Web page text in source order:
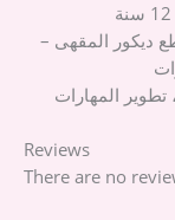
ديكور المقهى –
تطوير المهارات
Reviews
There are no